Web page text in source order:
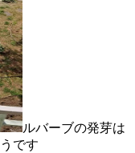
ルバーブの発芽は
です